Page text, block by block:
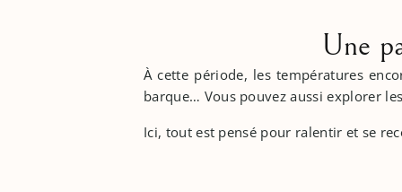
Une
À cette période, les températures
barque… Vous pouvez aussi explorer
Ici, tout est pensé pour ralentir et se